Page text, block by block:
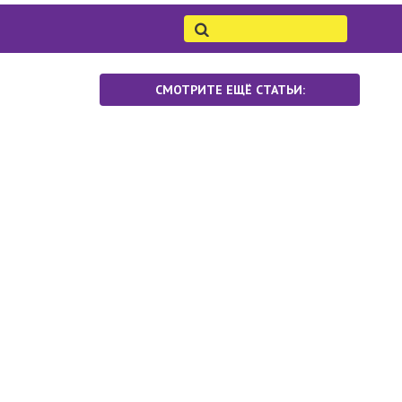
СМОТРИТЕ ЕЩЁ СТАТЬИ: